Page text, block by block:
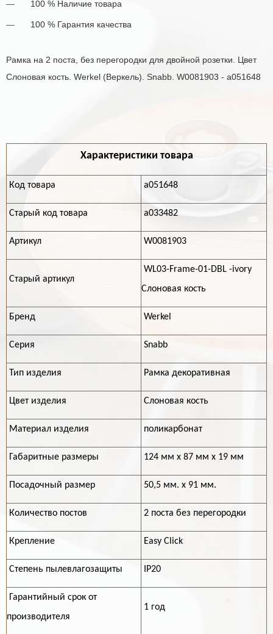
100 % Наличие товара
100 % Гарантия качества
Рамка на 2 поста, без перегородки для двойной розетки. Цвет
Слоновая кость. Werkel (Веркель). Snabb. W0081903 - a051648
Характеристики товара
Код товара a051648
Старый код товара a033482
Артикул W0081903
Старый артикул
WL03-Frame-01-DBL -ivory
Слоновая кость
Бренд Werkel
Серия Snabb
Тип изделия Рамка декоративная
Цвет изделия Слоновая кость
Материал изделия поликарбонат
Габаритные размеры 124 мм х 87 мм х 19 мм
Посадочный размер 50,5 мм. x 91 мм.
Количество постов 2 поста без перегородки
Крепление Easy Click
Степень пылевлагозащиты IP20
Гарантийный срок от
производителя
1 год